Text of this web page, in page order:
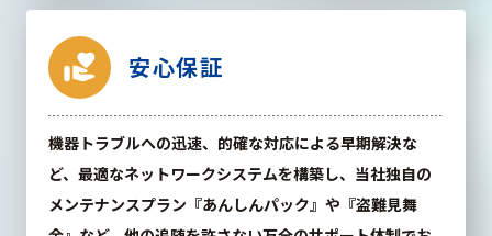
volunteer_activism 安心保証
機器トラブルへの迅速、的確な対応による早期解決な
ど、最適なネットワークシステムを構築し、当社独自の
メンテナンスプラン『あんしんパック』や『盗難見舞